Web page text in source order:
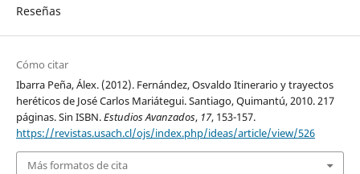
Reseñas
Cómo citar
Ibarra Peña, Álex. (2012). Fernández, Osvaldo Itinerario y trayectos
heréticos de José Carlos Mariátegui. Santiago, Quimantú, 2010. 217
páginas. Sin ISBN.Estudios Avanzados, 17, 153-157.
https://revistas.usach.cl/ojs/index.php/ideas/article/view/526
Más formatos de cita